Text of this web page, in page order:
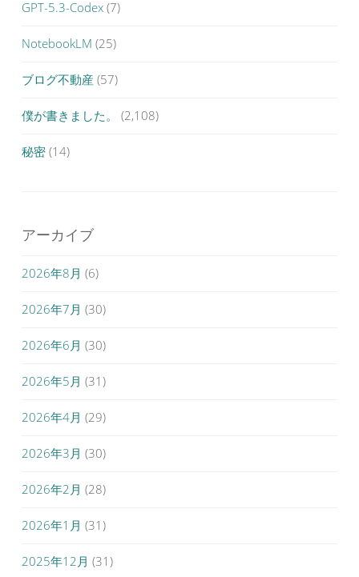
GPT-5.3-Codex (7)
NotebookLM (25)
ブログ不動産 (57)
僕が書きました。 (2,108)
秘密 (14)
アーカイブ
2026年8月 (6)
2026年7月 (30)
2026年6月 (30)
2026年5月 (31)
2026年4月 (29)
2026年3月 (30)
2026年2月 (28)
2026年1月 (31)
2025年12月 (31)